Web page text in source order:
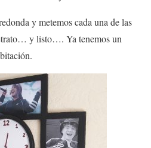
y metemos cada una de las
y listo…. Ya tenemos un